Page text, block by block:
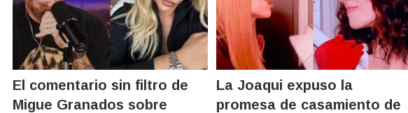
El comentario sin filtro de
Migue Granados sobre
La Joaqui expuso la
promesa de casamiento de